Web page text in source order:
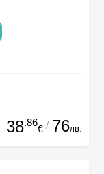
38.86
€ / 76лв.